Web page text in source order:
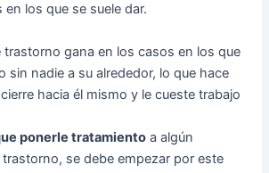
los que se suele dar.
trastorno gana en los casos en los que
sin nadie a su alrededor, lo que hace
hacia él mismo y le cueste trabajo
ponerle tratamiento a algún
se debe empezar por este